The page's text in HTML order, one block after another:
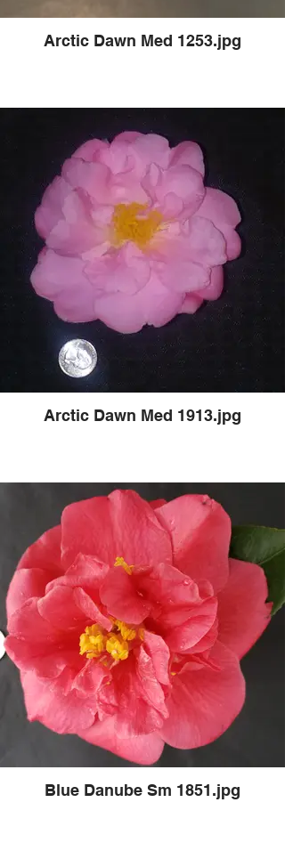
Arctic Dawn Med 1253.jpg
Arctic Dawn Med 1913.jpg
Blue Danube Sm 1851.jpg